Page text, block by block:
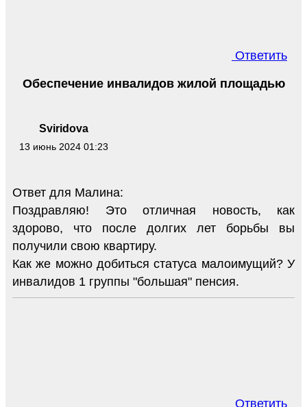
Ответить
Sviridova
13 июнь 2024 01:23
Обеспечение инвалидов жилой площадью
Ответ для Малина:
Поздравляю! Это отличная новость, как
здорово, что после долгих лет борьбы вы
получили свою квартиру.
Как же можно добиться статуса малоимущий? У
инвалидов 1 группы "большая" пенсия.
Ответить